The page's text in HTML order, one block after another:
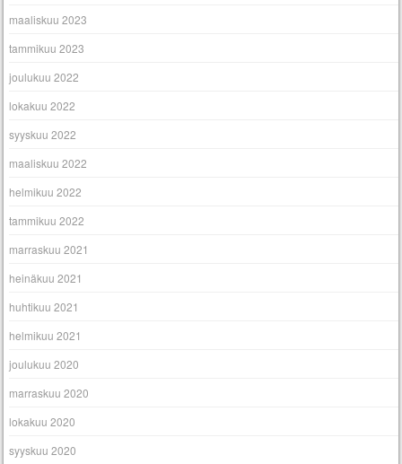
maaliskuu 2023
tammikuu 2023
joulukuu 2022
lokakuu 2022
syyskuu 2022
maaliskuu 2022
helmikuu 2022
tammikuu 2022
marraskuu 2021
heinäkuu 2021
huhtikuu 2021
helmikuu 2021
joulukuu 2020
marraskuu 2020
lokakuu 2020
syyskuu 2020